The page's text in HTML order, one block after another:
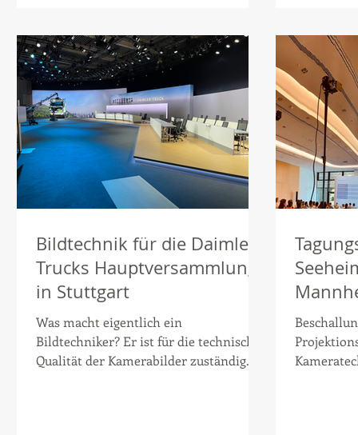
Bildtechnik für die Daimler
Trucks Hauptversammlung
in Stuttgart
Was macht eigentlich ein
Bildtechniker? Er ist für die technische
Qualität der Kamerabilder zuständig.